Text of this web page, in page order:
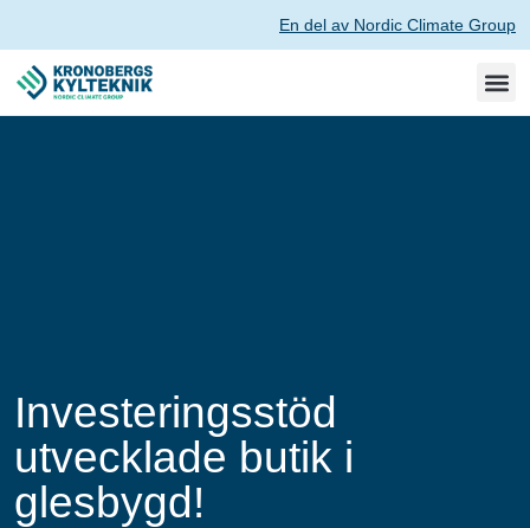
En del av Nordic Climate Group
Investeringsstöd
utvecklade butik i
glesbygd!